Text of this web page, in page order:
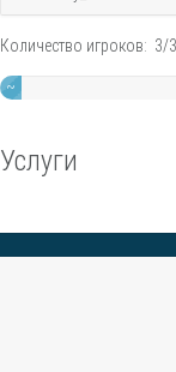
Количество игроков: 3/
~
Услуги